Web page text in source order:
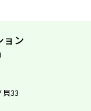
ョン
33